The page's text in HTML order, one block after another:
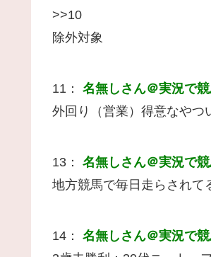
>>10
除外対象
11： 名無しさん＠実況で
外回り（営業）得意なやつ
13： 名無しさん＠実況で
地方競馬で毎日走らされて
14： 名無しさん＠実況で